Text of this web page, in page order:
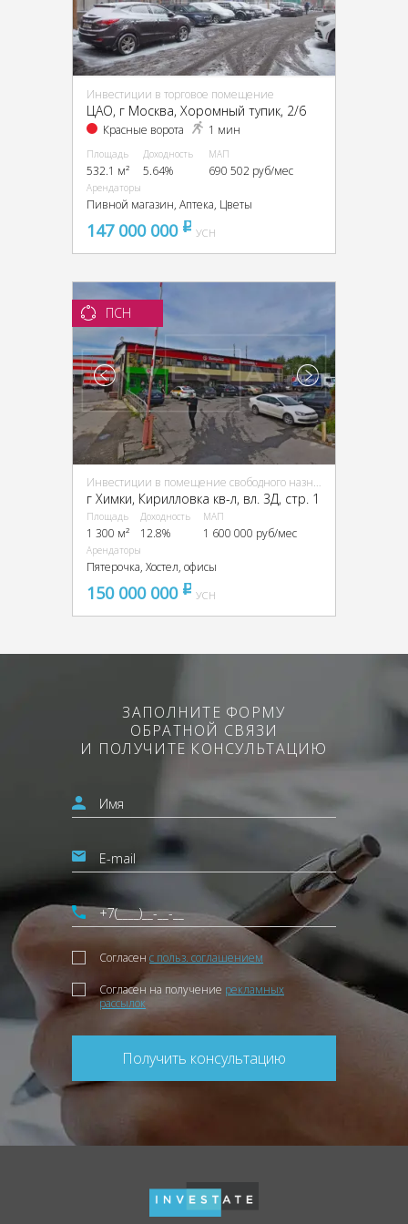
Инвестиции в торговое помещение
ЦАО, г Москва, Хоромный тупик, 2/6
Красные ворота 1 мин
Площадь
532.1 м²
Доходность
5.64%
МАП
690 502 руб/мес
Арендаторы
Пивной магазин, Аптека, Цветы
147 000 000 pуб
УСН
ПСН
Инвестиции в помещение свободного назначения (ПСН)
г Химки, Кирилловка кв-л, вл. 3Д, стр. 1
Площадь
1 300 м²
Доходность
12.8%
МАП
1 600 000 руб/мес
Арендаторы
Пятерочка, Хостел, офисы
150 000 000 pуб
УСН
ЗАПОЛНИТЕ ФОРМУ
ОБРАТНОЙ СВЯЗИ
И ПОЛУЧИТЕ КОНСУЛЬТАЦИЮ
Согласен с польз. соглашением
Согласен на получение рекламных
рассылок
Получить консультацию